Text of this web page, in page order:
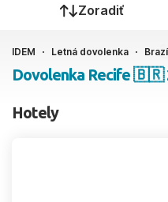
Kedy cestujete?
Ako cestujete?
2 dospelí, 0 deti
Zoradiť
IDEM Letná dovolenka
Dovolenka Recife 🇧🇷
Hotely